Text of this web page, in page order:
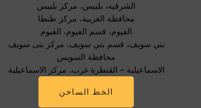
الشرقيه، بلبيس، مركز بلبيس
محافظة الغربية، مركز طنطا
الفيوم، قسم الفيوم، الفيوم
بني سويف، قسم بني سويف، مركز بنى سويف
محافظة السويس
الاسماعيلية – القنطرة غرب، مركز الاسماعيلية
الخط الساخن